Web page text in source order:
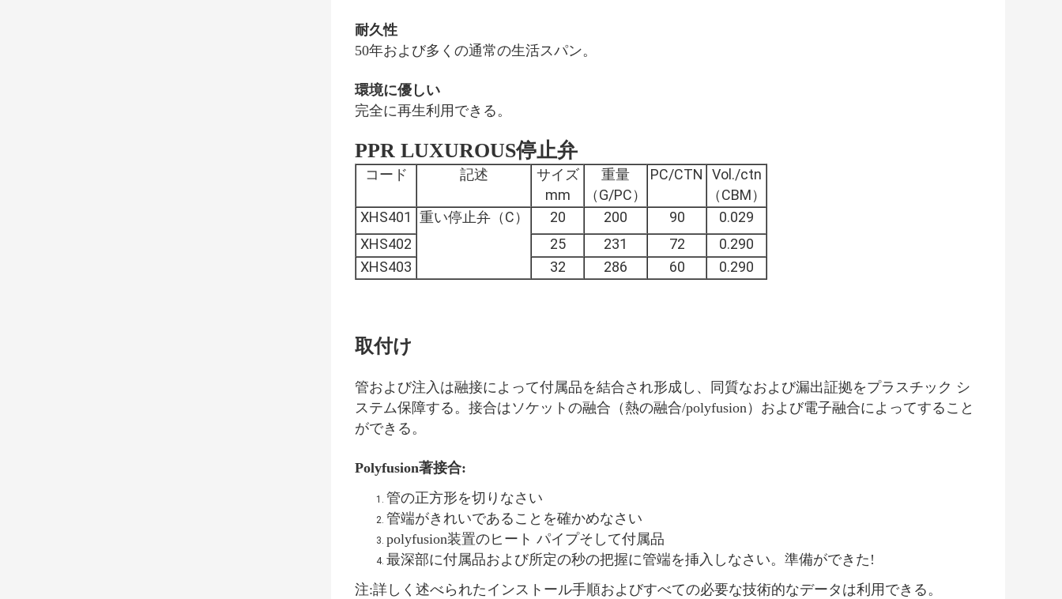
耐久性
50年および多くの通常の生活スパン。
環境に優しい
完全に再生利用できる。
PPR LUXUROUS停止弁
コード 記述
サイズ
mm
重量
（G/PC）
PC/CTN
Vol./ctn
（CBM）
XHS401
重い停止弁（C） 20 200 90
0.029
XHS402
25 231 72
0.290
XHS403
32 286 60 0.290
取付け
管および注入は融接によって付属品を結合され形成し、同質なおよび漏出証拠をプラスチック シ
ステム保障する。接合はソケットの融合（熱の融合/polyfusion）および電子融合によってすること
ができる。
Polyfusion著接合:
管の正方形を切りなさい
管端がきれいであることを確かめなさい
polyfusion装置のヒート パイプそして付属品
最深部に付属品および所定の秒の把握に管端を挿入しなさい。準備ができた!
注:詳しく述べられたインストール手順およびすべての必要な技術的なデータは利用できる。